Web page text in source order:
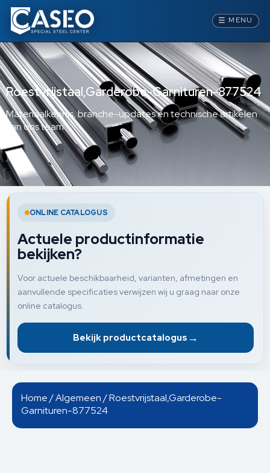
☰ MENU
Roestvrijstaal,Garderobe-Garnituren-877524
Materiaalkennis, branche-updates en technische artikelen
van ons team.
ONLINE CATALOGUS
Actuele productinformatie
bekijken?
Voor actuele beschikbaarheid, varianten, afmetingen en
aanvullende specificaties verwijzen wij u graag naar onze
online catalogus.
Bekijk productcatalogus →
Home/Algemeen/ Roestvrijstaal,Garderobe-
Garnituren-877524